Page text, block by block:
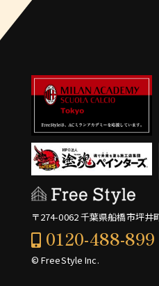
〒274-0062 千葉県船橋市坪井
0120-488-899
© FreeStyle Inc.